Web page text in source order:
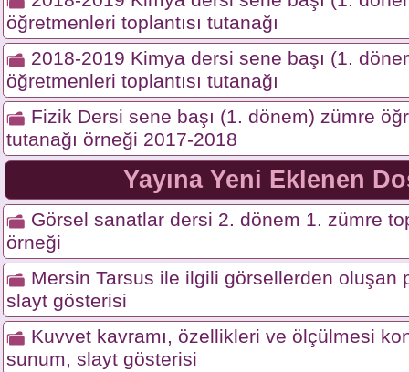
öğretmenleri toplantısı tutanağı
2018-2019 Kimya dersi sene başı (1.
öğretmenleri toplantısı tutanağı
Fizik Dersi sene başı (1. dönem) zümre
tutanağı örneği 2017-2018
Yayına Yeni Eklenen
Görsel sanatlar dersi 2. dönem 1. zümre
örneği
Mersin Tarsus ile ilgili görsellerden oluşan
slayt gösterisi
Kuvvet kavramı, özellikleri ve ölçülmesi
sunum, slayt gösterisi